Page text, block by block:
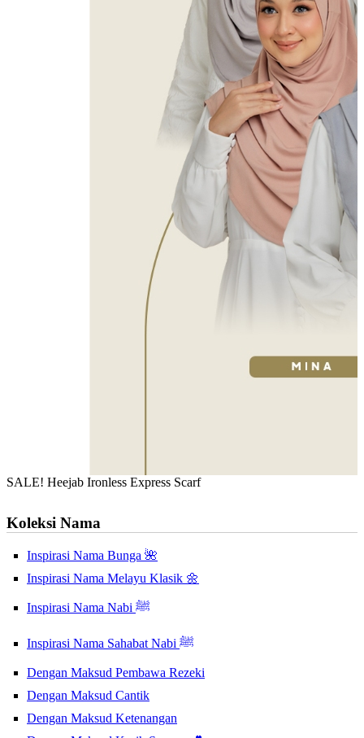
SALE! Heejab Ironless Express Scarf
Koleksi Nama
Inspirasi Nama Bunga 🌺
Inspirasi Nama Melayu Klasik 🌼
Inspirasi Nama Nabi ﷺ
Inspirasi Nama Sahabat Nabi ﷺ
Dengan Maksud Pembawa Rezeki
Dengan Maksud Cantik
Dengan Maksud Ketenangan